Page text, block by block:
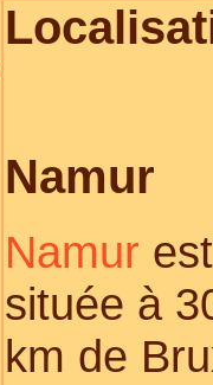
Namur
Namur
située à
km de